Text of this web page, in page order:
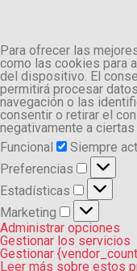
Para ofrecer las
como las cookies para
del dispositivo. El
permitirá procesar
navegación o las
consentir o retirar el
negativamente a
Funcional
Funcional
Siempre
Preferencias
Estadísticas
Marketing
Marketing
Administrar opciones
Gestionar los servicios
Gestionar
Leer más sobre estos